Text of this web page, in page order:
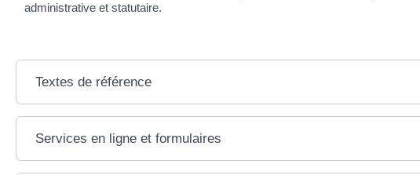
administrative et statutaire.
Textes de référence
Services en ligne et formulaires